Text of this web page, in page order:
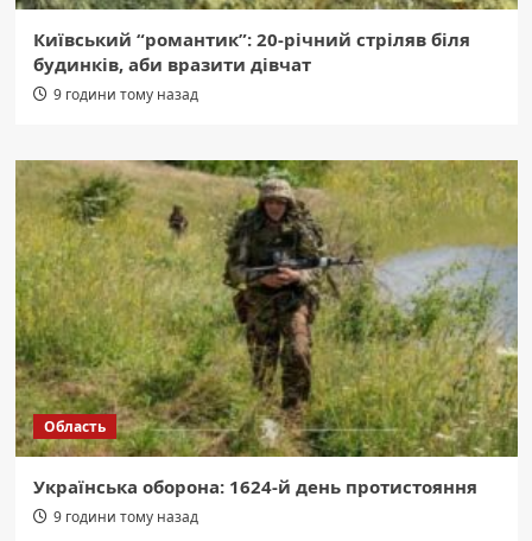
Київський “романтик”: 20-річний стріляв біля
будинків, аби вразити дівчат
9 години тому назад
Область
Українська оборона: 1624-й день протистояння
9 години тому назад